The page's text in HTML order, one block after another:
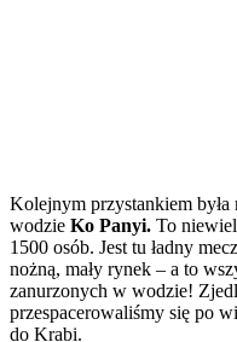
Kolejnym przystankiem była
wodzie Ko Panyi. To
1500 osób. Jest tu ładny
nożną, mały rynek – a to
zanurzonych w wodzie!
przespacerowaliśmy się po
do Krabi.